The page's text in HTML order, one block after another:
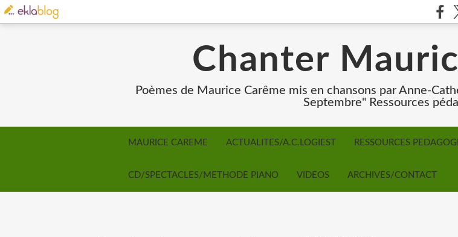
Chanter
Poèmes de Maurice Carême mis en chansons par Anne-
Septembre" Ressources
MAURICE CAREME ACTUALITES/A.C.LOGIEST RESSOURCES
CD/SPECTACLES/METHODE PIANO VIDEOS ARCHIVES/CONTACT